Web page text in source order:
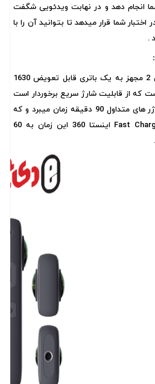
انجام دهد و در نهابت ویدئویی شگفت
اختبار شما قرار میدهد تا بتوانید آن را با
.
دوربین اینستا 360 وان ایکس 2 مجهز به یک باتری قابل تعویض 1630
که از قابلیت شارژ سریع برخوردار است
, شارژ کامل این دوربین با شارژر های متداول 90 دقیقه زمان میبرد و که
درصورت استفاده از Fast Charging Hub اینستا 360 این زمان به 60